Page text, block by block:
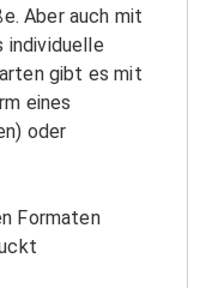
Aber auch mit
individuelle
gibt es mit
eines
oder
Formaten